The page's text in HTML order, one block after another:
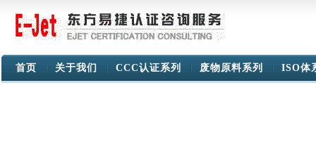
首页 关于我们 CCC认证系列 废物原料系列 ISO体